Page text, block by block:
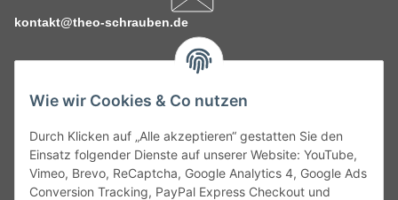
Wie wir Cookies & Co nutzen
Durch Klicken auf „Alle akzeptieren“ gestatten Sie den
Einsatz folgender Dienste auf unserer Website: YouTube,
Vimeo, Brevo, ReCaptcha, Google Analytics 4, Google Ads
Conversion Tracking, PayPal Express Checkout und
kontakt@theo-schrauben.de
Service
Gesetzliche Informationen